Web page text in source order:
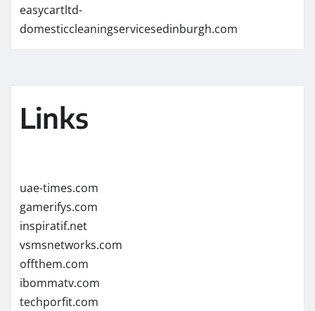
easycartltd-
domesticcleaningservicesedinburgh.com
Links
uae-times.com
gamerifys.com
inspiratif.net
vsmsnetworks.com
offthem.com
ibommatv.com
techporfit.com